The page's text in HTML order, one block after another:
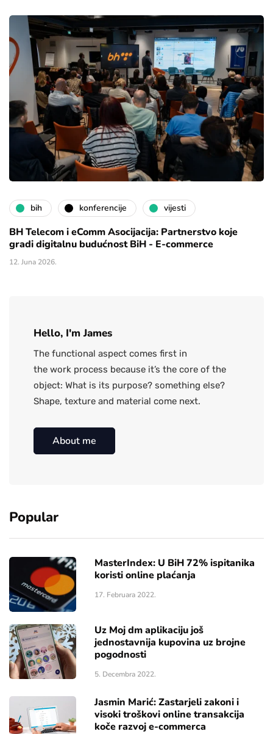
bih konferencije vijesti
BH Telecom i eComm Asocijacija: Partnerstvo koje
gradi digitalnu budućnost BiH - E-commerce
12. Juna 2026.
Hello, I'm James
The functional aspect comes first in
the work process because it’s the core of the
object: What is its purpose? something else?
Shape, texture and material come next.
About me
Popular
MasterIndex: U BiH 72% ispitanika
koristi online plaćanja
17. Februara 2022.
Uz Moj dm aplikaciju još
jednostavnija kupovina uz brojne
pogodnosti
5. Decembra 2022.
Jasmin Marić: Zastarjeli zakoni i
visoki troškovi online transakcija
koče razvoj e-commerca